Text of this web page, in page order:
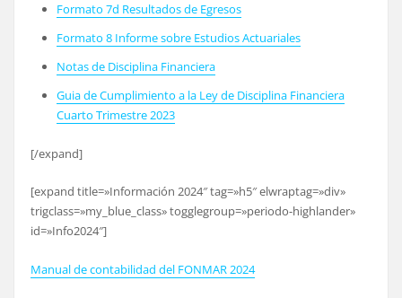
Formato 7d Resultados de Egresos
Formato 8 Informe sobre Estudios Actuariales
Notas de Disciplina Financiera
Guia de Cumplimiento a la Ley de Disciplina Financiera
Cuarto Trimestre 2023
[/expand]
[expand title=»Información 2024″ tag=»h5″ elwraptag=»div»
trigclass=»my_blue_class» togglegroup=»periodo-highlander»
id=»Info2024″]
Manual de contabilidad del FONMAR 2024